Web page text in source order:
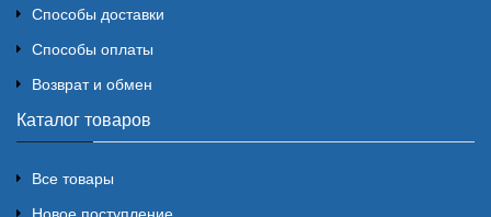
Способы доставки
Способы оплаты
Возврат и обмен
Каталог товаров
Все товары